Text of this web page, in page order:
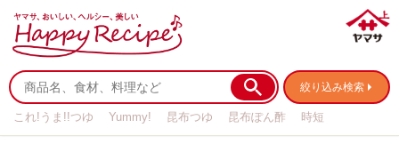
絞り込み検索
これ!うま!!つゆ Yummy! 昆布つゆ 昆布ぽん酢
時短